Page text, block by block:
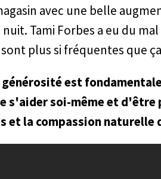
avec une belle
Tami Forbes a eu du
plus si fréquentes que
est
s'aider soi-même et d'être
et la compassion